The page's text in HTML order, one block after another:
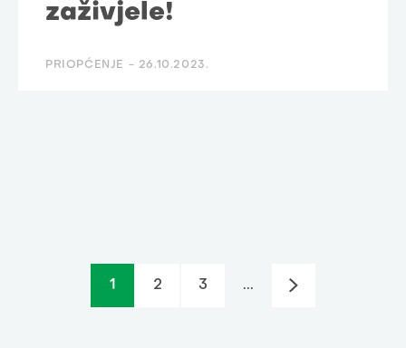
zaživjele!
PRIOPĆENJE - 26.10.2023.
1 2 3 ...